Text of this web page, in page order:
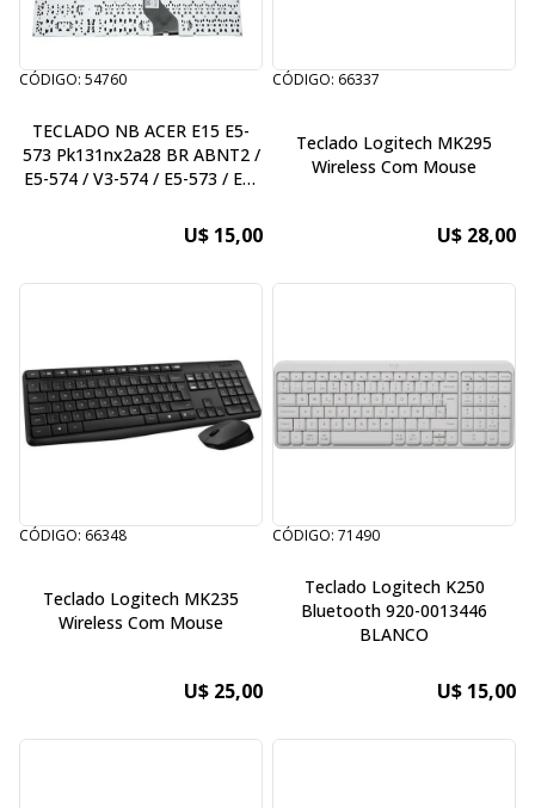
CÓDIGO: 54760
TECLADO NB ACER E15 E5-
573 Pk131nx2a28 BR ABNT2 /
E5-574 / V3-574 / E5-573 / E5-
A315-31 A315-33 A315-41
A515-41 A315-51 A315-53 ES1-
U$ 15,00
CÓDIGO: 66337
Teclado Logitech MK295
Wireless Com Mouse
U$ 28,00
CÓDIGO: 66348
Teclado Logitech MK235
Wireless Com Mouse
U$ 25,00
CÓDIGO: 71490
Teclado Logitech K250
Bluetooth 920-0013446
BLANCO
U$ 15,00